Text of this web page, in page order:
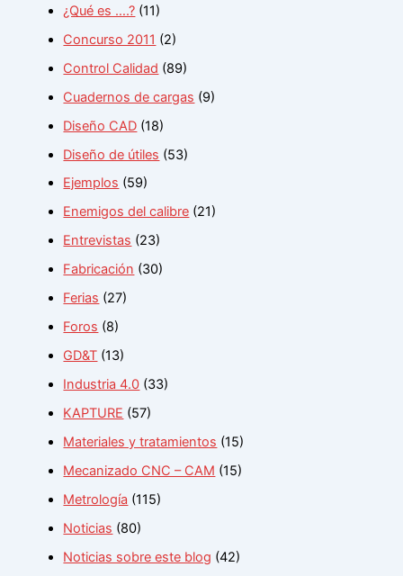
¿Qué es ….? (11)
Concurso 2011 (2)
Control Calidad (89)
Cuadernos de cargas (9)
Diseño CAD (18)
Diseño de útiles (53)
Ejemplos (59)
Enemigos del calibre (21)
Entrevistas (23)
Fabricación (30)
Ferias (27)
Foros (8)
GD&T (13)
Industria 4.0 (33)
KAPTURE (57)
Materiales y tratamientos (15)
Mecanizado CNC – CAM (15)
Metrología (115)
Noticias (80)
Noticias sobre este blog (42)